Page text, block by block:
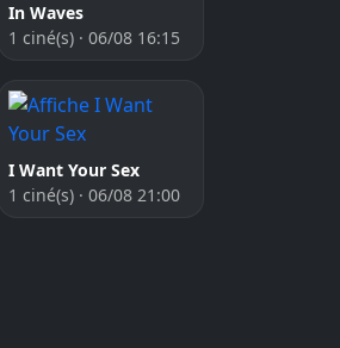
In Waves
1 ciné(s) · 06/08 16:15
I Want Your Sex
1 ciné(s) · 06/08 21:00